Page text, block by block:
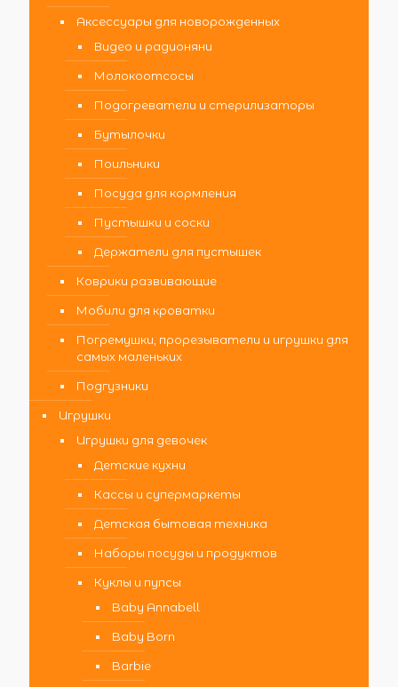
Аксессуары для новорожденных
Видео и радионяни
Молокоотсосы
Подогреватели и стерилизаторы
Бутылочки
Поильники
Посуда для кормления
Пустышки и соски
Держатели для пустышек
Коврики развивающие
Мобили для кроватки
Погремушки, прорезыватели и игрушки для
самых маленьких
Подгузники
Игрушки
Игрушки для девочек
Детские кухни
Кассы и супермаркеты
Детская бытовая техника
Наборы посуды и продуктов
Куклы и пупсы
Baby Annabell
Baby Born
Barbie